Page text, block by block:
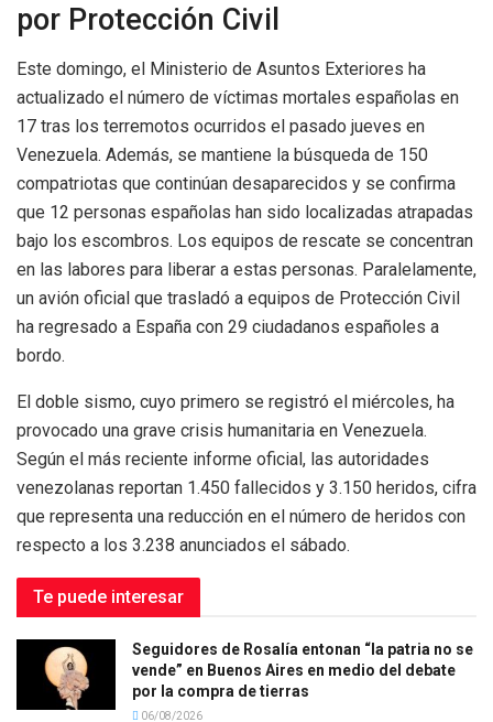
por Protección Civil
Este domingo, el Ministerio de Asuntos Exteriores ha
actualizado el número de víctimas mortales españolas en
17 tras los terremotos ocurridos el pasado jueves en
Venezuela. Además, se mantiene la búsqueda de 150
compatriotas que continúan desaparecidos y se confirma
que 12 personas españolas han sido localizadas atrapadas
bajo los escombros. Los equipos de rescate se concentran
en las labores para liberar a estas personas. Paralelamente,
un avión oficial que trasladó a equipos de Protección Civil
ha regresado a España con 29 ciudadanos españoles a
bordo.
El doble sismo, cuyo primero se registró el miércoles, ha
provocado una grave crisis humanitaria en Venezuela.
Según el más reciente informe oficial, las autoridades
venezolanas reportan 1.450 fallecidos y 3.150 heridos, cifra
que representa una reducción en el número de heridos con
respecto a los 3.238 anunciados el sábado.
Te puede interesar
Seguidores de Rosalía entonan “la patria no se
vende” en Buenos Aires en medio del debate
por la compra de tierras
06/08/2026